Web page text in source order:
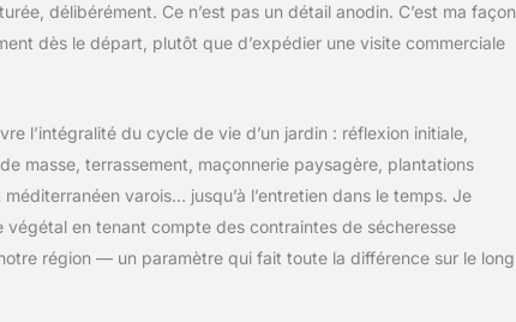
délibérément. Ce n’est pas un détail anodin. C’est ma façon
dès le départ, plutôt que d’expédier une visite commerciale
l’intégralité du cycle de vie d’un jardin : réflexion initiale,
masse, terrassement, maçonnerie paysagère, plantations
varois… jusqu’à l’entretien dans le temps. Je
végétal en tenant compte des contraintes de sécheresse
région — un paramètre qui fait toute la différence sur le long